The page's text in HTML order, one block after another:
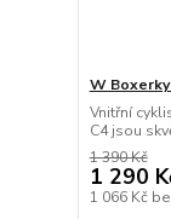
W Boxerky
Vnitřní
C4 jsou
1 390 Kč
1 290
1 066 Kč